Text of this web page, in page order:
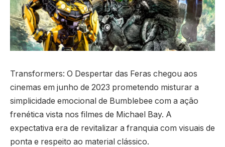
Transformers: O Despertar das Feras chegou aos
cinemas em junho de 2023 prometendo misturar a
simplicidade emocional de Bumblebee com a ação
frenética vista nos filmes de Michael Bay. A
expectativa era de revitalizar a franquia com visuais de
ponta e respeito ao material clássico.